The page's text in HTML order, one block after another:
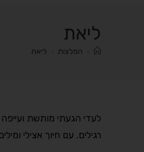
ליאת
המלצות ליאת
לעדי הגעתי מותשת
רגילים. עם חיוך אצילי